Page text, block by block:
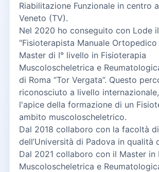
Riabilitazione Funzionale in centro
Veneto (TV).
Nel 2020 ho conseguito con Lode
"Fisioterapista Manuale Ortopedico
Master di I° livello in Fisioterapia
Muscoloscheletrica e
di Roma “Tor Vergata”. Questo
riconosciuto a livello
l'apice della formazione di un
ambito muscoloscheletrico.
Dal 2018 collaboro con la facoltà
dell’Università di Padova in qualità
Dal 2021 collaboro con il Master in
Muscoloscheletrica e